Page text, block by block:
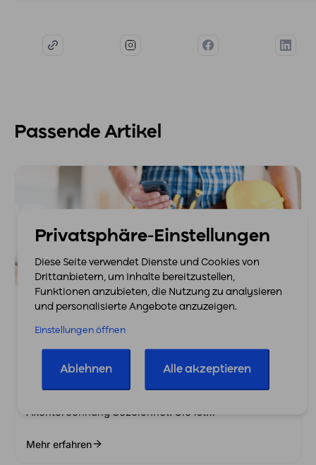
Passende Artikel
6. Januar 2026
Abschlagsrechnung: Liquidität Langfristig
Nicht Kategorisiert
Akontorechnung bezeichnet. Sie ist…
Mehr erfahren
Privatsphäre-Einstellungen
Diese Seite verwendet Dienste und Cookies von
Drittanbietern, um Inhalte bereitzustellen,
Funktionen anzubieten, die Nutzung zu analysieren
und personalisierte Angebote anzuzeigen.
Einstellungen öffnen
Ablehnen Alle akzeptieren